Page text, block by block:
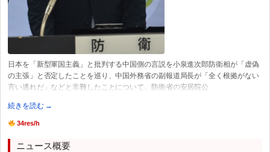
日本を「新型軍国主義」と批判する中国側の言説を小泉進次郎防衛相が「虚偽
の主張」と否定したことを巡り、中国外務省の副報道局長が「全く根拠がない
言い逃れだ」などと非難したことについて、防衛省の安居院公
続きを読む →
34res/h
ニュース概要